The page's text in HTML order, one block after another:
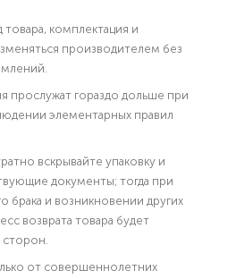
комплектация и
производителем без
прослужат гораздо дольше при
элементарных правил
вскрывайте упаковку и
документы; тогда при
брака и возникновении других
возврата товара будет
от совершеннолетних